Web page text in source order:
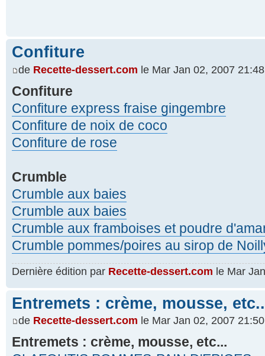
Confiture
de Recette-dessert.com le Mar Jan 02, 2007 21:48
Confiture
Confiture express fraise gingembre
Confiture de noix de coco
Confiture de rose
Crumble
Crumble aux baies
Crumble aux baies
Crumble aux framboises et poudre
Crumble pommes/poires au sirop de
Dernière édition par Recette-dessert.com le Mar
Entremets : crème, mousse,
de Recette-dessert.com le Mar Jan 02, 2007 21:50
Entremets : crème, mousse, etc...